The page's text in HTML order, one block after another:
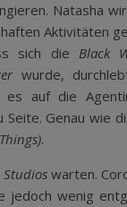
Natasha
Aktivitäten
sich die Black
wurde,
es auf die
Genau wie
.
warten.
wenig